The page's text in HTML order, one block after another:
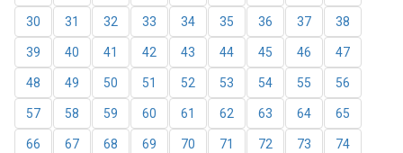
30 31 32 33 34 35 36 37 38
39 40 41 42 43 44 45 46 47
48 49 50 51 52 53 54 55 56
57 58 59 60 61 62 63 64 65
66 67 68 69 70 71 72 73 74